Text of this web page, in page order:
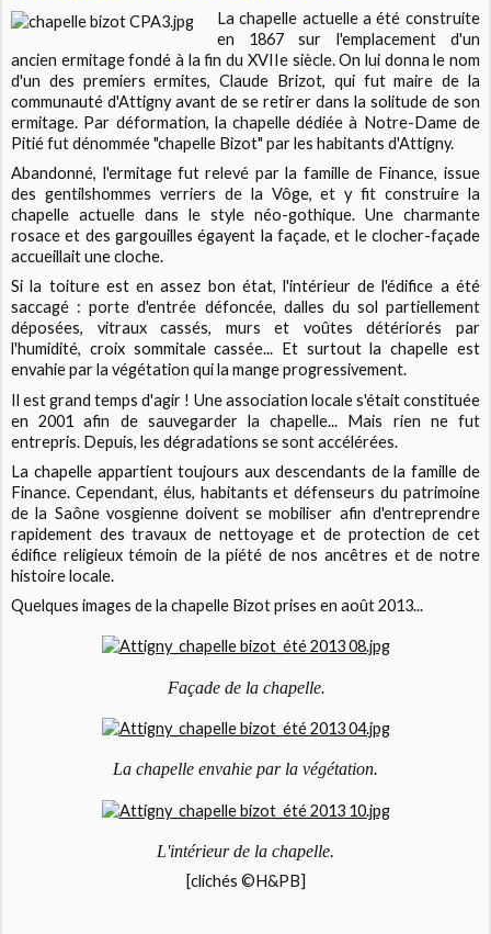
La chapelle actuelle a été construite
en 1867 sur l'emplacement d'un
ancien ermitage fondé à la fin du XVIIe siècle. On lui donna le nom
d'un des premiers ermites, Claude Brizot, qui fut maire de la
communauté d'Attigny avant de se retirer dans la solitude de son
ermitage. Par déformation, la chapelle dédiée à Notre-Dame de
Pitié fut dénommée "chapelle Bizot" par les habitants d'Attigny.
Abandonné, l'ermitage fut relevé par la famille de Finance, issue
des gentilshommes verriers de la Vôge, et y fit construire la
chapelle actuelle dans le style néo-gothique. Une charmante
rosace et des gargouilles égayent la façade, et le clocher-façade
accueillait une cloche.
Si la toiture est en assez bon état, l'intérieur de l'édifice a été
saccagé : porte d'entrée défoncée, dalles du sol partiellement
déposées, vitraux cassés, murs et voûtes détériorés par
l'humidité, croix sommitale cassée... Et surtout la chapelle est
envahie par la végétation qui la mange progressivement.
Il est grand temps d'agir ! Une association locale s'était constituée
en 2001 afin de sauvegarder la chapelle... Mais rien ne fut
entrepris. Depuis, les dégradations se sont accélérées.
La chapelle appartient toujours aux descendants de la famille de
Finance. Cependant, élus, habitants et défenseurs du patrimoine
de la Saône vosgienne doivent se mobiliser afin d'entreprendre
rapidement des travaux de nettoyage et de protection de cet
édifice religieux témoin de la piété de nos ancêtres et de notre
histoire locale.
Quelques images de la chapelle Bizot prises en août 2013...
Façade de la chapelle.
La chapelle envahie par la végétation.
L'intérieur de la chapelle.
[clichés ©H&PB]